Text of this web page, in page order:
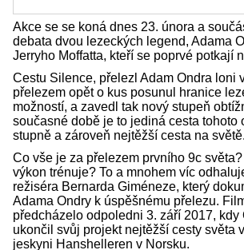
Akce se se koná dnes 23. února a
debata dvou lezeckých legend, Adama
Jerryho Moffatta, kteří se poprvé potkají
Cestu Silence, přelezl Adam Ondra loni
přelezem opět o kus posunul hranice
možností, a zavedl tak nový stupeň
současné době je to jediná cesta tohoto
stupně a zároveň nejtěžší cesta na světě.
Co vše je za přelezem prvního 9c
výkon trénuje? To a mnohem víc
režiséra Bernarda Giméneze, který
Adama Ondry k úspěšnému přelezu.
předcházelo odpoledni 3. září 2017, kdy
ukončil svůj projekt nejtěžší cesty světa
jeskyni Hanshelleren v Norsku.